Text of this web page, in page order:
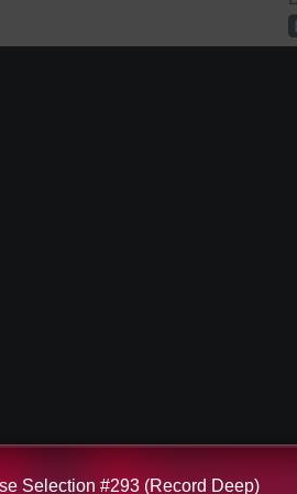
Selection #293 (Record Deep)